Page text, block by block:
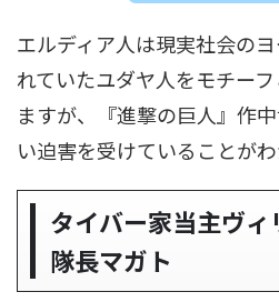
エルディア人は現実社会の
れていたユダヤ人をモチー
ますが、『進撃の巨人』作
い迫害を受けていることがわ
タイバー家当主ヴ
隊長マガト